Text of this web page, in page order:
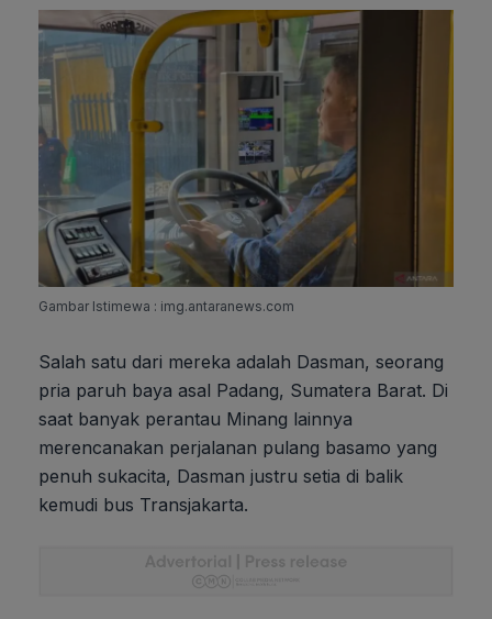
Gambar Istimewa : img.antaranews.com
Salah satu dari mereka adalah Dasman, seorang
pria paruh baya asal Padang, Sumatera Barat. Di
saat banyak perantau Minang lainnya
merencanakan perjalanan pulang basamo yang
penuh sukacita, Dasman justru setia di balik
kemudi bus Transjakarta.